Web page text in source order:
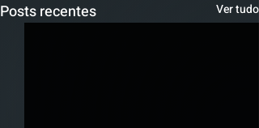
Posts recentes Ver tudo